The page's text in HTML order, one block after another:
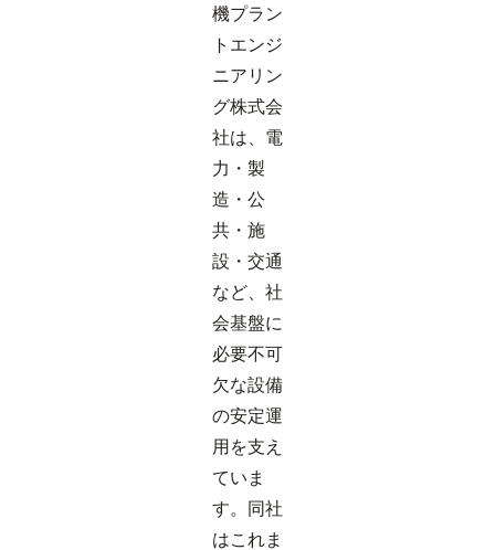
機プラン
トエンジ
ニアリン
グ株式会
社は、電
力・製
造・公
共・施
設・交通
など、社
会基盤に
必要不可
欠な設備
の安定運
用を支え
ていま
す。同社
はこれま